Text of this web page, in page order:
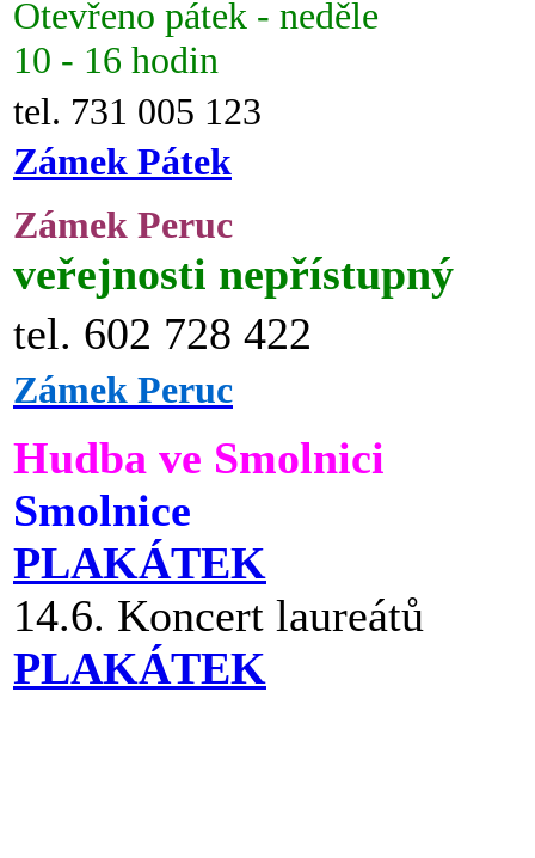
Otevřeno pátek - neděle
10 - 16 hodin
tel. 731 005 123
Zámek Pátek
Zámek Peruc
veřejnosti nepřístupný
tel. 602 728 422
Zámek Peruc
Hudba ve Smolnici
Smolnice
PLAKÁTEK
14.6. Koncert laureátů
PLAKÁTEK